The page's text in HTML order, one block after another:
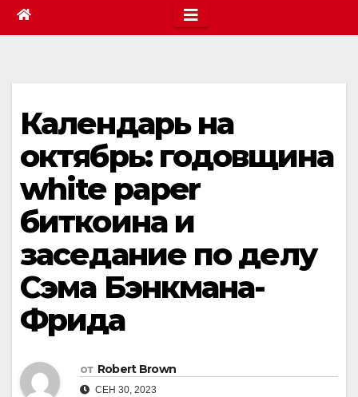
Календарь на
октябрь: годовщина
white paper
биткоина и
заседание по делу
Сэма Бэнкмана-
Фрида
от Robert Brown
СЕН 30, 2023